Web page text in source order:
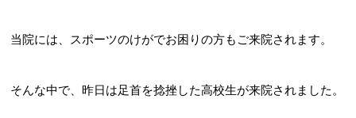
当院には、スポーツのけがでお困りの方もご来院されます。
そんな中で、昨日は足首を捻挫した高校生が来院されました。